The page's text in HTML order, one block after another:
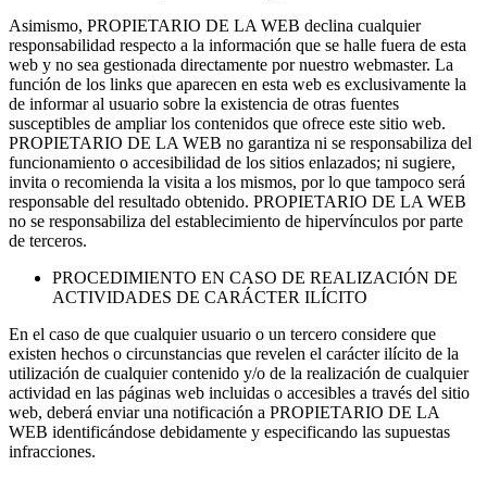
Asimismo, PROPIETARIO DE LA WEB declina cualquier
responsabilidad respecto a la información que se halle fuera de esta
web y no sea gestionada directamente por nuestro webmaster. La
función de los links que aparecen en esta web es exclusivamente la
de informar al usuario sobre la existencia de otras fuentes
susceptibles de ampliar los contenidos que ofrece este sitio web.
PROPIETARIO DE LA WEB no garantiza ni se responsabiliza del
funcionamiento o accesibilidad de los sitios enlazados; ni sugiere,
invita o recomienda la visita a los mismos, por lo que tampoco será
responsable del resultado obtenido. PROPIETARIO DE LA WEB
no se responsabiliza del establecimiento de hipervínculos por parte
de terceros.
PROCEDIMIENTO EN CASO DE REALIZACIÓN DE
ACTIVIDADES DE CARÁCTER ILÍCITO
En el caso de que cualquier usuario o un tercero considere que
existen hechos o circunstancias que revelen el carácter ilícito de la
utilización de cualquier contenido y/o de la realización de cualquier
actividad en las páginas web incluidas o accesibles a través del sitio
web, deberá enviar una notificación a PROPIETARIO DE LA
WEB identificándose debidamente y especificando las supuestas
infracciones.